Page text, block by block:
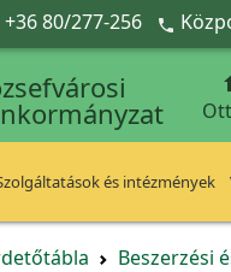
80/277-256 
és intézmények
Beszerzési